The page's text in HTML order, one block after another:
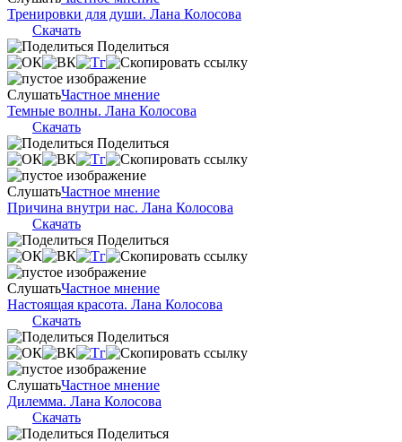
Тренировки для души. Лана Колосова
Скачать
Поделиться
СлушатьЧастное мнение
Темные волны. Лана Колосова
Скачать
Поделиться
СлушатьЧастное мнение
Причина внутри нас. Лана Колосова
Скачать
Поделиться
СлушатьЧастное мнение
Настоящая красота. Лана Колосова
Скачать
Поделиться
СлушатьЧастное мнение
Дилемма. Лана Колосова
Скачать
Поделиться